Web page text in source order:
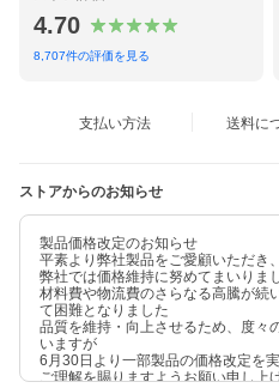
4.70
8,707件の評価を見る
支払い方法 送料に
ストアからのお知らせ
製品価格改定のお知らせ
平素より弊社製品をご愛顧いただき
弊社では価格維持に努めてまいりま
材料費や物流費のさらなる高騰が続
て困難となりました
品質を維持・向上させるため、度々
いますが
6月30日より一部製品の価格改定を
ご理解を賜りますようお願い申し上